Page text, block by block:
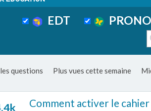
EDT
questions Plus vues cette semaine
Comment activer le